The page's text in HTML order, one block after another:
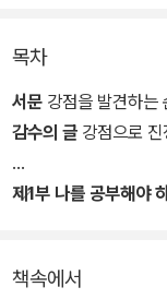
청림출판에서 새롭게
년 개정판)은 ‘약점을
한 질문에서 출발했다
조직 관리와 직원 자
목차
서문 강점을 발견하는
감수의 글
제1부 나를 공부해야
책속에서